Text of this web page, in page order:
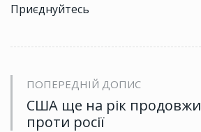
Приєднуйтесь
ПОПЕРЕДНІЙ ДОПИС
США ще на рік
проти росії